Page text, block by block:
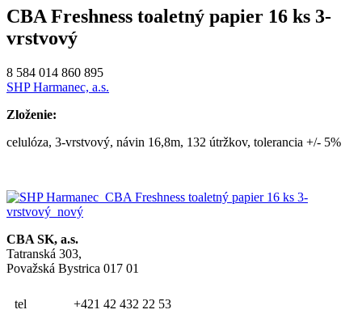
CBA Freshness toaletný papier 16 ks 3-
vrstvový
8 584 014 860 895
SHP Harmanec, a.s.
Zloženie:
celulóza, 3-vrstvový, návin 16,8m, 132 útržkov, tolerancia +/- 5%
CBA SK, a.s.
Tatranská 303,
Považská Bystrica 017 01
tel
+421 42 432 22 53